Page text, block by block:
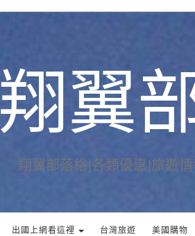
翔翼
翔翼部落格|各類優惠|旅遊
出國上網看這裡 台灣旅遊 美國購物